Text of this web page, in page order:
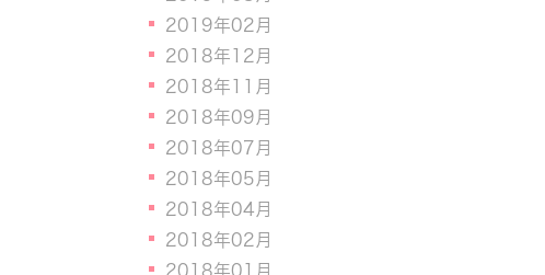
2019年02月
2018年12月
2018年11月
2018年09月
2018年07月
2018年05月
2018年04月
2018年02月
2018年01月